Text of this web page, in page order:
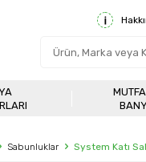
Sabunluklar System Katı